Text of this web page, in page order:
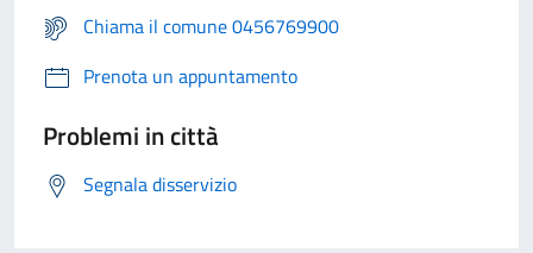
Chiama il comune 0456769900
Prenota un appuntamento
Problemi in città
Segnala disservizio